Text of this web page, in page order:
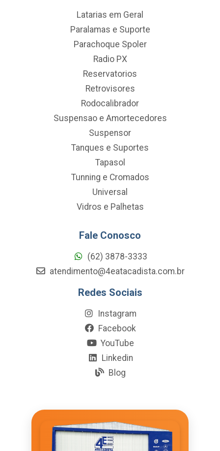
Latarias em Geral
Paralamas e Suporte
Parachoque Spoler
Radio PX
Reservatorios
Retrovisores
Rodocalibrador
Suspensao e Amortecedores
Suspensor
Tanques e Suportes
Tapasol
Tunning e Cromados
Universal
Vidros e Palhetas
Fale Conosco
(62) 3878-3333
atendimento@4eatacadista.com.br
Redes Sociais
Instagram
Facebook
YouTube
Linkedin
Blog